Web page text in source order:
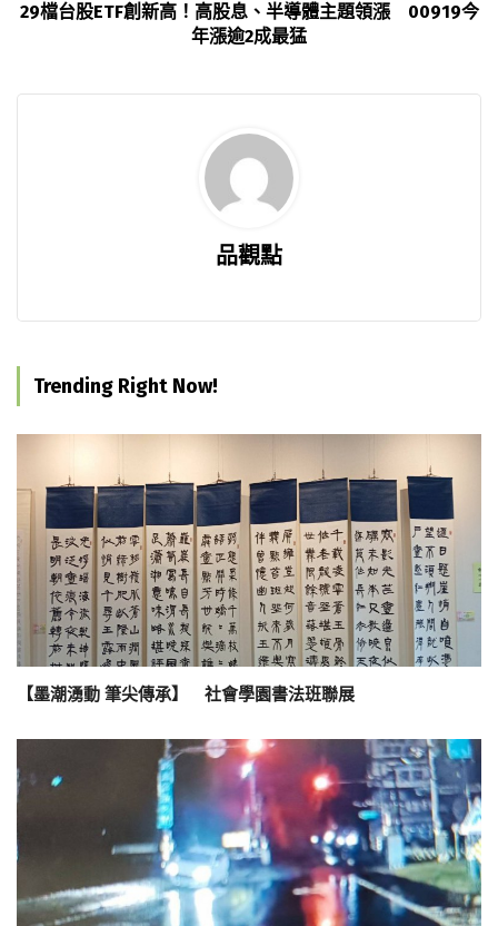
29檔台股ETF創新高！高股息、半導體主題領漲 00919今
年漲逾2成最猛
品觀點
Trending Right Now!
【墨潮湧動 筆尖傳承】 社會學園書法班聯展